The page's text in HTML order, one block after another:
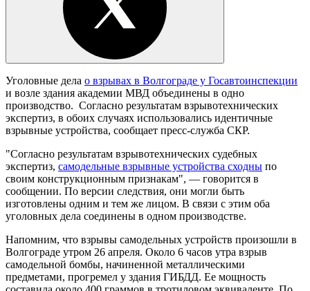
Уголовные дела о взрывах в Волгограде у Госавтоинспекции
и возле здания академии МВД объединены в одно
производство. Согласно результатам взрывотехнических
экспертиз, в обоих случаях использовались идентичные
взрывные устройства, сообщает пресс-служба СКР.
"Согласно результатам взрывотехнических судебных
экспертиз, самодельные взрывные устройства сходны по
своим конструкционным признакам", — говорится в
сообщении. По версии следствия, они могли быть
изготовлены одним и тем же лицом. В связи с этим оба
уголовных дела соединены в одном производстве.
Напомним, что взрывы самодельных устройств произошли в
Волгограде утром 26 апреля. Около 6 часов утра взрыв
самодельной бомбы, начиненной металлическими
предметами, прогремел у здания ГИБДД. Ее мощность